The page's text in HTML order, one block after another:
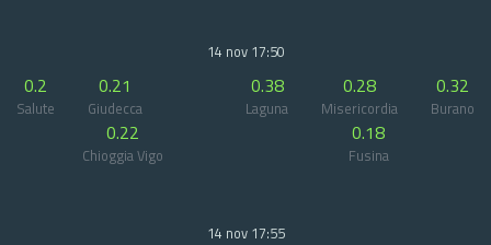
14 nov 17:50
0.2
Salute
0.21
Giudecca
0.38
Laguna
0.28
Misericordia
0.32
Burano
0.22
Chioggia Vigo
0.18
Fusina
14 nov 17:55